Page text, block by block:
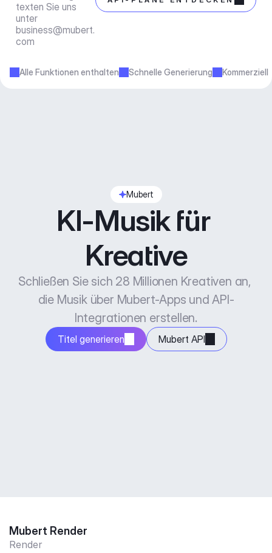
texten Sie uns
business@mubert.
com
Alle Funktionen enthalten Schnelle Generierung
Mubert
KI-Musik für
Kreative
Schließen Sie sich 28 Millionen Kreativen an,
die Musik über Mubert-Apps und API-
Integrationen erstellen.
Titel generieren Mubert API
Mubert Render
Render